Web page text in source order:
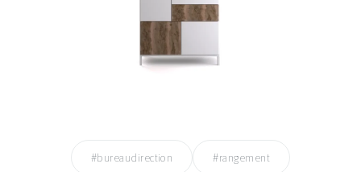
#bureaudirection #rangement